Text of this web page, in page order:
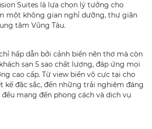
Suites là lựa chọn lý tưởng cho
một không gian nghỉ dưỡng, thư giãn
tâm Vũng Tàu.
hấp dẫn bởi cảnh biển nên thơ mà còn
sạn 5 sao chất lượng, đáp ứng mọi
cao cấp. Từ view biển vô cực tại cho
kế đặc sắc, đến những trải nghiệm đáng
mang đến phong cách và dịch vụ